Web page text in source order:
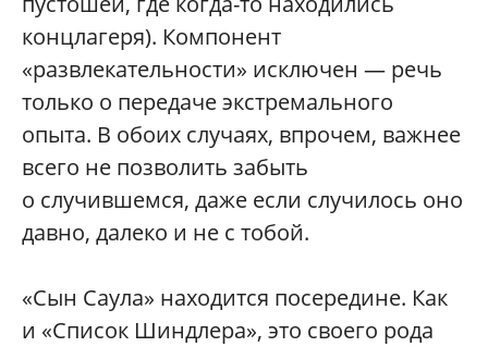
концлагеря). Компонент
«развлекательности» исключен — речь
только о передаче экстремального
опыта. В обоих случаях, впрочем, важнее
всего не позволить забыть
о случившемся, даже если случилось оно
давно, далеко и не с тобой.
«Сын Саула» находится посередине. Как
и «Список Шиндлера», это своего рода